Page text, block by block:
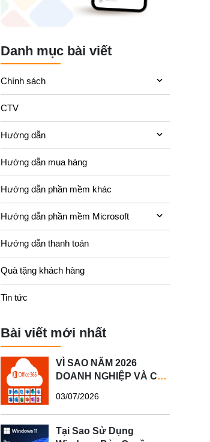
Danh mục bài viết
Chính sách
CTV
Hướng dẫn
Hướng dẫn mua hàng
Hướng dẫn phần mềm khác
Hướng dẫn phần mềm Microsoft
Hướng dẫn thanh toán
Quà tặng khách hàng
Tin tức
Bài viết mới nhất
VÌ SAO NĂM 2026
DOANH NGHIỆP VÀ CÁ
MICROSOFT 365 BẢN
QUYỀN?
03/07/2026
Tại Sao Sử Dụng